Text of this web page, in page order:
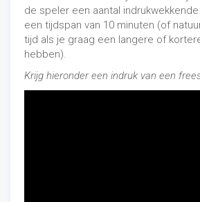
de speler een aantal
een tijdspan van 10 minuten (of
tijd als je graag een langere of
hebben).
Krijg hieronder een indruk van een